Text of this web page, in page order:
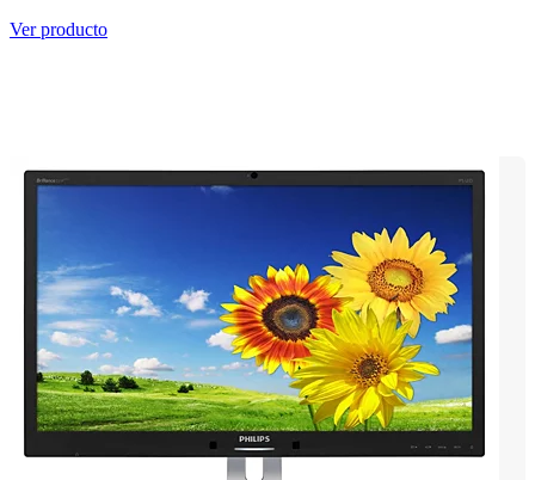
Ver producto